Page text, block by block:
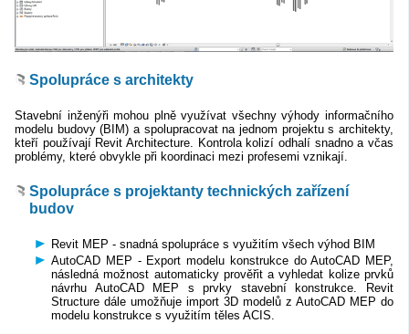
Spolupráce s architekty
Stavební inženýři mohou plně využívat všechny výhody informačního
modelu budovy (BIM) a spolupracovat na jednom projektu s architekty,
kteří používají Revit Architecture. Kontrola kolizí odhalí snadno a včas
problémy, které obvykle při koordinaci mezi profesemi vznikají.
Spolupráce s projektanty technických zařízení
budov
Revit MEP - snadná spolupráce s využitím všech výhod BIM
AutoCAD MEP - Export modelu konstrukce do AutoCAD MEP,
následná možnost automaticky prověřit a vyhledat kolize prvků
návrhu AutoCAD MEP s prvky stavební konstrukce. Revit
Structure dále umožňuje import 3D modelů z AutoCAD MEP do
modelu konstrukce s využitím těles ACIS.